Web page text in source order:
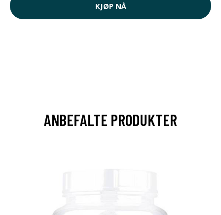
KJØP NÅ
ANBEFALTE PRODUKTER